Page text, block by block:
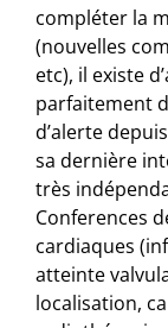
compléter la
(nouvelles
etc), il existe
parfaitement
d’alerte
sa dernière
très
Conferences
cardiaques
atteinte
localisation,